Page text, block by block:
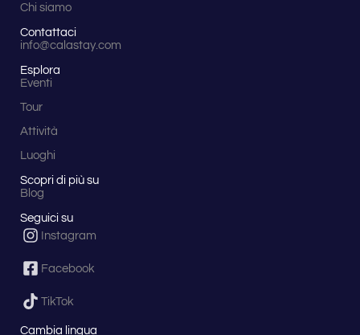
Chi siamo
Contattaci
info@calastay.com
Esplora
Eventi
Tour
Attività
Luoghi
Scopri di più su
Blog
Seguici su
Instagram
Facebook
TikTok
Cambia lingua